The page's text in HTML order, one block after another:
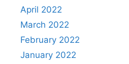
April 2022
March 2022
February 2022
January 2022